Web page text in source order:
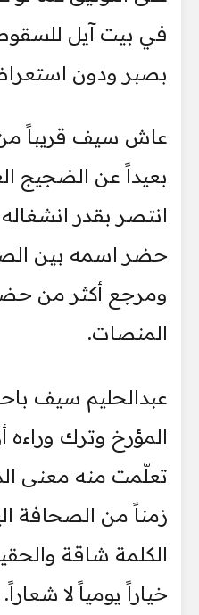
في بيت آيل
بصبر ودون
عاش سيف قريباً من
بعيداً عن الضجيج
انتصر بقدر
حضر اسمه بين
ومرجع أكثر من
المنصات.
عبدالحليم سيف
المؤرخ وترك وراءه
تعلّمت منه معنى
زمناً من الصحافة
الكلمة شاقة
خياراً يومياً لا شعاراً.